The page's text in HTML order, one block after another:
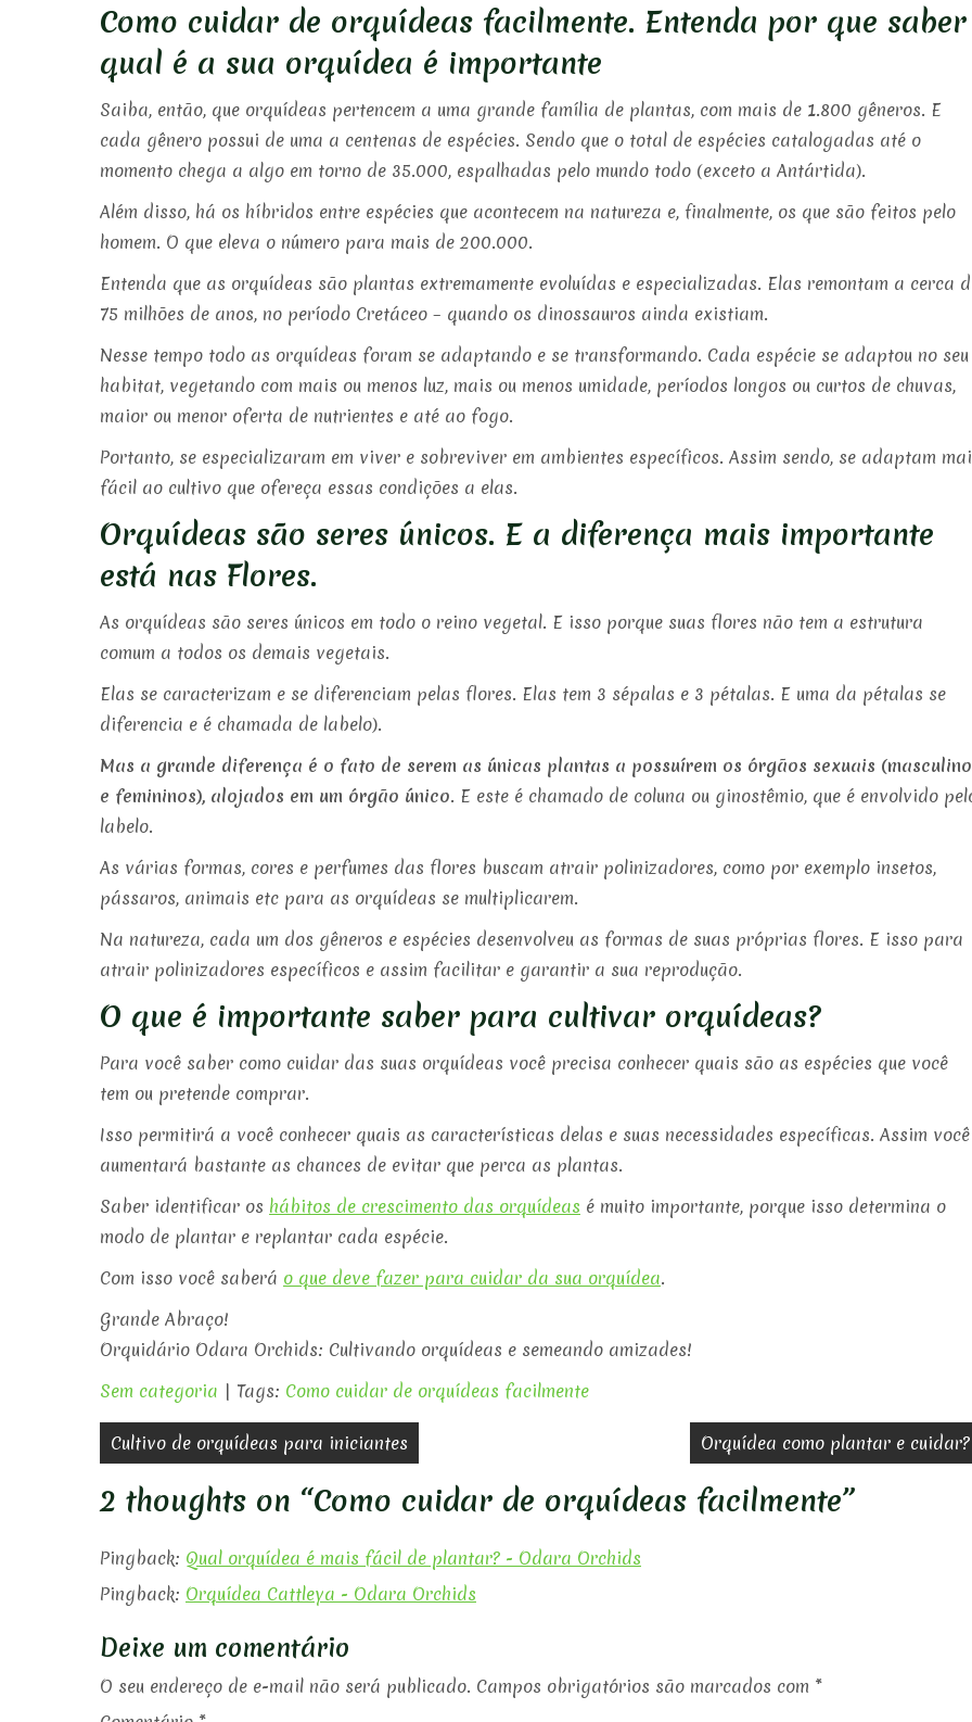
Como cuidar de orquídeas facilmente. Entenda por que saber
qual é a sua orquídea é importante
Saiba, então, que orquídeas pertencem a uma grande família de plantas, com mais de 1.800 gêneros. E
cada gênero possui de uma a centenas de espécies. Sendo que o total de espécies catalogadas até o
momento chega a algo em torno de 35.000, espalhadas pelo mundo todo (exceto a Antártida).
Além disso, há os híbridos entre espécies que acontecem na natureza e, finalmente, os que são feitos pelo
homem. O que eleva o número para mais de 200.000.
Entenda que as orquídeas são plantas extremamente evoluídas e especializadas. Elas remontam a cerca
75 milhões de anos, no período Cretáceo – quando os dinossauros ainda existiam.
Nesse tempo todo as orquídeas foram se adaptando e se transformando. Cada espécie se adaptou no seu
habitat, vegetando com mais ou menos luz, mais ou menos umidade, períodos longos ou curtos de chuvas,
maior ou menor oferta de nutrientes e até ao fogo.
Portanto, se especializaram em viver e sobreviver em ambientes específicos. Assim sendo, se adaptam
fácil ao cultivo que ofereça essas condições a elas.
Orquídeas são seres únicos. E a diferença mais importante
está nas Flores.
As orquídeas são seres únicos em todo o reino vegetal. E isso porque suas flores não tem a estrutura
comum a todos os demais vegetais.
Elas se caracterizam e se diferenciam pelas flores. Elas tem 3 sépalas e 3 pétalas. E uma da pétalas se
diferencia e é chamada de labelo).
Mas a grande diferença é o fato de serem as únicas plantas a possuírem os órgãos sexuais
e femininos), alojados em um órgão único. E este é chamado de coluna ou ginostêmio, que é envolvido
labelo.
As várias formas, cores e perfumes das flores buscam atrair polinizadores, como por exemplo insetos,
pássaros, animais etc para as orquídeas se multiplicarem.
Na natureza, cada um dos gêneros e espécies desenvolveu as formas de suas próprias flores. E isso para
atrair polinizadores específicos e assim facilitar e garantir a sua reprodução.
O que é importante saber para cultivar orquídeas?
Para você saber como cuidar das suas orquídeas você precisa conhecer quais são as espécies que você
tem ou pretende comprar.
Isso permitirá a você conhecer quais as características delas e suas necessidades específicas. Assim você
aumentará bastante as chances de evitar que perca as plantas.
Saber identificar os hábitos de crescimento das orquídeas é muito importante, porque isso determina o
modo de plantar e replantar cada espécie.
Com isso você saberá o que deve fazer para cuidar da sua orquídea.
Grande Abraço!
Orquidário Odara Orchids: Cultivando orquídeas e semeando amizades!
Sem categoria | Tags: Como cuidar de orquídeas facilmente
Navegação
de
Post
Cultivo de orquídeas para iniciantes Orquídea como plantar e cuidar?
2 thoughts on “Como cuidar de orquídeas facilmente”
Pingback: Qual orquídea é mais fácil de plantar? - Odara Orchids
Pingback: Orquídea Cattleya - Odara Orchids
Deixe um comentário
O seu endereço de e-mail não será publicado. Campos obrigatórios são marcados com *